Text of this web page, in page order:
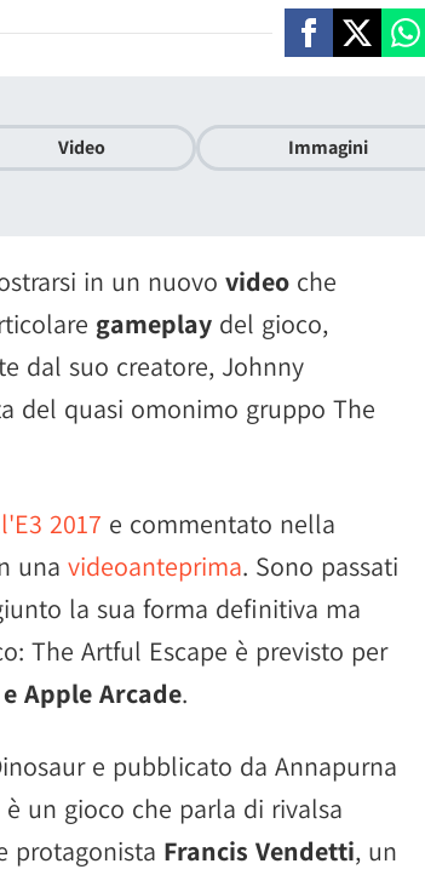
Video Immagini
in un nuovo video che
gameplay del gioco,
dal suo creatore, Johnny
del quasi omonimo gruppo The
2017 e commentato nella
una videoanteprima. Sono passati
la sua forma definitiva ma
The Artful Escape è previsto per
Apple Arcade.
e pubblicato da Annapurna
un gioco che parla di rivalsa
protagonista Francis Vendetti, un